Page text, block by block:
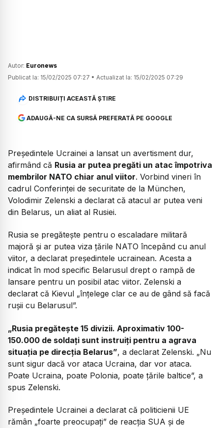
Autor: Euronews
Publicat la: 15/02/2025 07:27 • Actualizat la: 15/02/2025 07:29
DISTRIBUIȚI ACEASTĂ ȘTIRE
ADAUGĂ-NE CA SURSĂ PREFERATĂ PE GOOGLE
Președintele Ucrainei a lansat un avertisment dur,
afirmând că Rusia ar putea pregăti un atac împotriva
membrilor NATO chiar anul viitor. Vorbind vineri în
cadrul Conferinței de securitate de la München,
Volodimir Zelenski a declarat că atacul ar putea veni
din Belarus, un aliat al Rusiei.
Rusia se pregătește pentru o escaladare militară
majoră și ar putea viza țările NATO începând cu anul
viitor, a declarat președintele ucrainean. Acesta a
indicat în mod specific Belarusul drept o rampă de
lansare pentru un posibil atac viitor. Zelenski a
declarat că Kievul „înțelege clar ce au de gând să facă
rușii cu Belarusul”.
„Rusia pregătește 15 divizii. Aproximativ 100-
150.000 de soldați sunt instruiți pentru a agrava
situația pe direcția Belarus”, a declarat Zelenski. „Nu
sunt sigur dacă vor ataca Ucraina, dar vor ataca.
Poate Ucraina, poate Polonia, poate țările baltice”, a
spus Zelenski.
Președintele Ucrainei a declarat că politicienii UE
rămân „foarte preocupați” de reacția SUA și de